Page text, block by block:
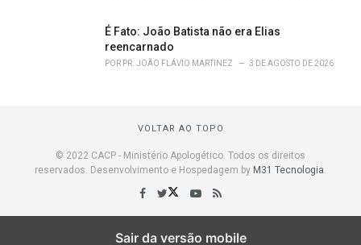
É Fato: João Batista não era Elias
reencarnado
POR PR. JOÃO FLÁVIO MARTINEZ 3 DE AGOSTO DE 2026
VOLTAR AO TOPO
© 2022 CACP - Ministério Apologético. Todos os direitos
reservados. Desenvolvimento e Hospedagem by M31 Tecnologia.
Sair da versão mobile